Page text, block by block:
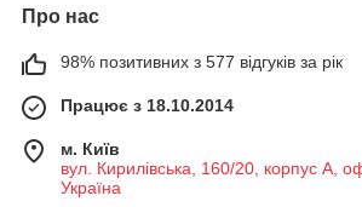
Про нас
98% позитивних з 577 відгуків за рік
Працює з 18.10.2014
м. Київ
вул. Кирилівська, 160/20, корпус А,
Україна